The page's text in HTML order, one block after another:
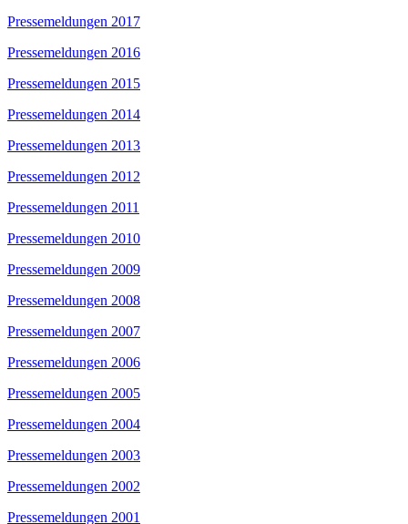
Pressemeldungen 2017
Pressemeldungen 2016
Pressemeldungen 2015
Pressemeldungen 2014
Pressemeldungen 2013
Pressemeldungen 2012
Pressemeldungen 2011
Pressemeldungen 2010
Pressemeldungen 2009
Pressemeldungen 2008
Pressemeldungen 2007
Pressemeldungen 2006
Pressemeldungen 2005
Pressemeldungen 2004
Pressemeldungen 2003
Pressemeldungen 2002
Pressemeldungen 2001